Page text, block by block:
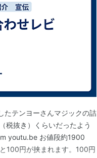
たテンヨーさんマジックの詰
税抜き）くらいだったよう
youtu.be お値段約1900
100円が挟まれます。100円